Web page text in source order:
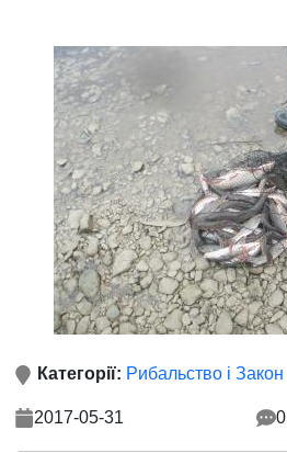
Категорії: Рибальство і Закон
2017-05-31 0